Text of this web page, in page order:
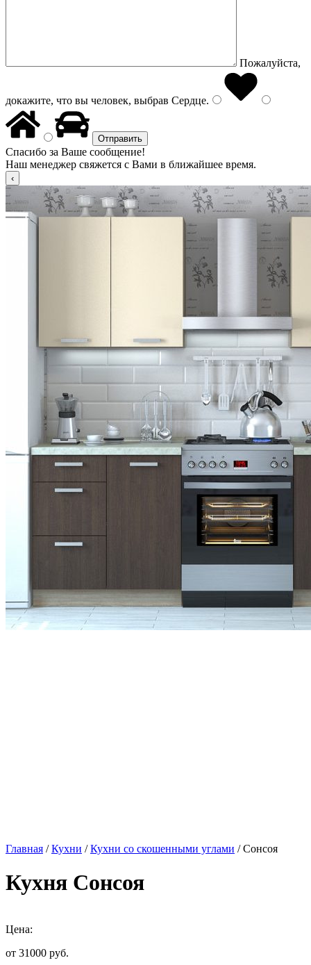
Пожалуйста,
докажите, что вы человек, выбрав Сердце.
Спасибо за Ваше сообщение!
Наш менеджер свяжется с Вами в ближайшее время.
Главная /Кухни /Кухни со скошенными углами / Сонсоя
Кухня Сонсоя
Цена:
от 31000 руб.